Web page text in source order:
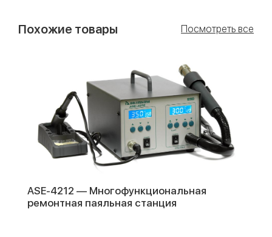
Похожие товары Посмотреть все
ASE-4212 — Многофункциональная
ремонтная паяльная станция